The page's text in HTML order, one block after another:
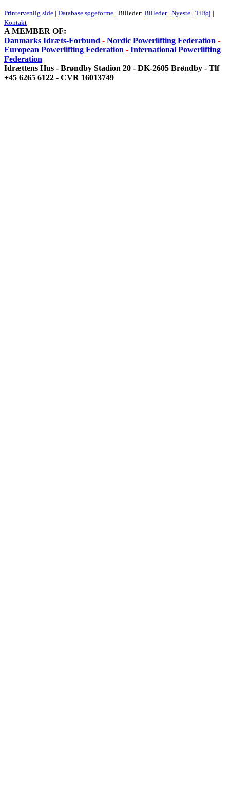
Printervenlig side | Database søgeforme | Billeder: Billeder| Nyeste | Tilføj |
Kontakt
A MEMBER OF:
Danmarks Idræts-Forbund - Nordic Powerlifting Federation -
European Powerlifting Federation - International Powerlifting
Federation
Idrættens Hus - Brøndby Stadion 20 - DK-2605 Brøndby - Tlf
+45 6265 6122 - CVR 16013749